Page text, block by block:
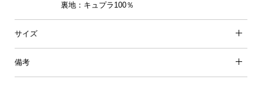
裏地：キュプラ100％
サイズ
備考